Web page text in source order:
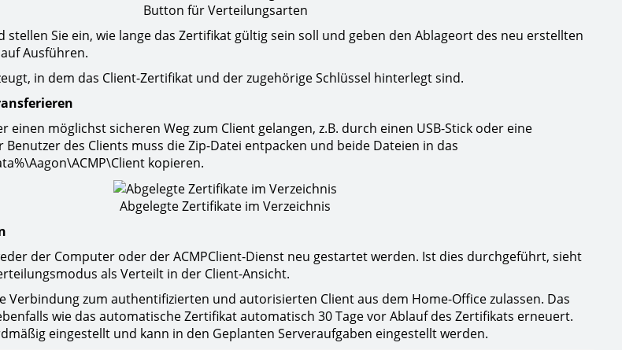
Button für Verteilungsarten
stellen Sie ein, wie lange das Zertifikat gültig sein soll und geben den Ablageort des neu erstellten
Ausführen.
in dem das Client-Zertifikat und der zugehörige Schlüssel hinterlegt sind.
einen möglichst sicheren Weg zum Client gelangen, z.B. durch einen USB-Stick oder eine
Benutzer des Clients muss die Zip-Datei entpacken und beide Dateien in das
kopieren.
Abgelegte Zertifikate im Verzeichnis
der Computer oder der ACMPClient-Dienst neu gestartet werden. Ist dies durchgeführt, sieht
als Verteilt in der Client-Ansicht.
Verbindung zum authentifizierten und autorisierten Client aus dem Home-Office zulassen. Das
wie das automatische Zertifikat automatisch 30 Tage vor Ablauf des Zertifikats erneuert.
eingestellt und kann in den Geplanten Serveraufgaben eingestellt werden.